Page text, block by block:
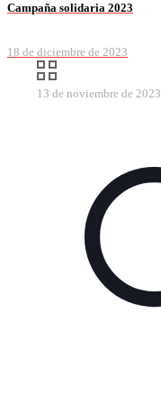
Campaña solidaria 2023
18 de diciembre de 2023
13 de noviembre de 2023